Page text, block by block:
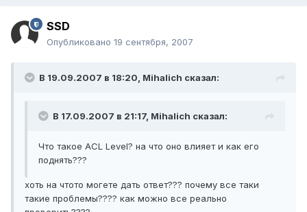
SSD
Опубликовано 19 сентября, 2007
В 19.09.2007 в 18:20, Mihalich сказал:
В 17.09.2007 в 21:17, Mihalich сказал:
Что такое ACL Level? на что оно влияет и как его
поднять???
хоть на чтото могете дать ответ??? почему все таки
такие проблемы???? как можно все реально